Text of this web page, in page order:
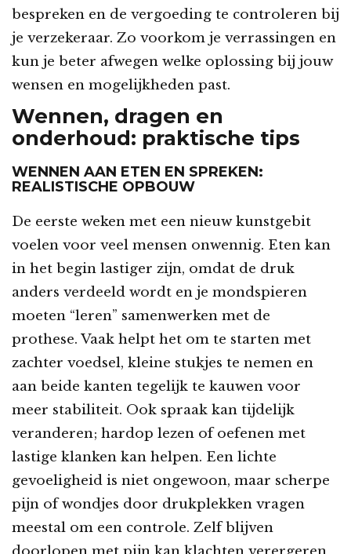
bespreken en de vergoeding te controleren bij
je verzekeraar. Zo voorkom je verrassingen en
kun je beter afwegen welke oplossing bij jouw
wensen en mogelijkheden past.
Wennen, dragen en
onderhoud: praktische tips
WENNEN AAN ETEN EN SPREKEN:
REALISTISCHE OPBOUW
De eerste weken met een nieuw kunstgebit
voelen voor veel mensen onwennig. Eten kan
in het begin lastiger zijn, omdat de druk
anders verdeeld wordt en je mondspieren
moeten “leren” samenwerken met de
prothese. Vaak helpt het om te starten met
zachter voedsel, kleine stukjes te nemen en
aan beide kanten tegelijk te kauwen voor
meer stabiliteit. Ook spraak kan tijdelijk
veranderen; hardop lezen of oefenen met
lastige klanken kan helpen. Een lichte
gevoeligheid is niet ongewoon, maar scherpe
pijn of wondjes door drukplekken vragen
meestal om een controle. Zelf blijven